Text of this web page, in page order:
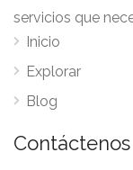
servicios que
Inicio
Explorar
Blog
Contáctenos